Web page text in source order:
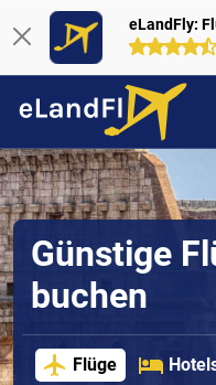
eLandFly:
Günstige
buchen
Flüge